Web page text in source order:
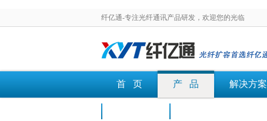
纤亿通-专注光纤通讯产品研发，欢迎您的光临
首 页 产 品 解决方案